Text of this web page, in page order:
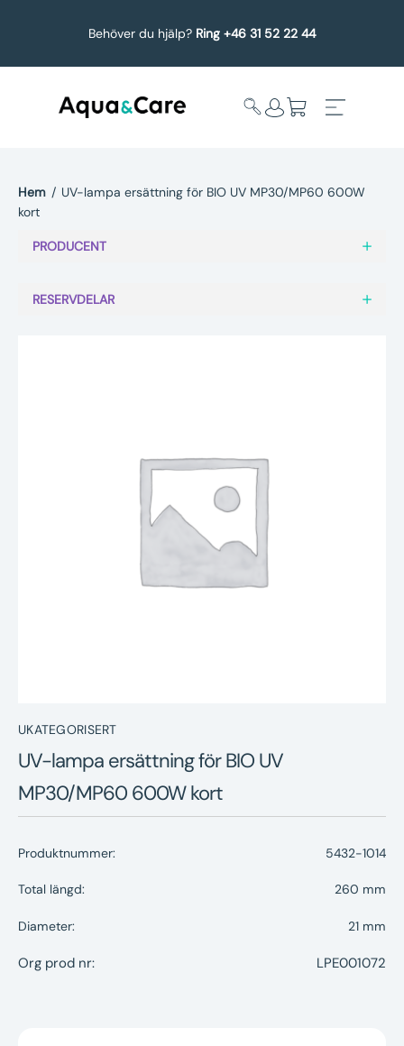
Behöver du hjälp? Ring +46 31 52 22 44
Underhållstips
Kontakt
Hem / UV-lampa ersättning för BIO UV MP30/MP60 600W
kort
PRODUCENT
RESERVDELAR
UKATEGORISERT
UV-lampa ersättning för BIO UV
MP30/MP60 600W kort
Produktnummer: 5432-1014
Total längd: 260 mm
Diameter: 21 mm
Org prod nr: LPE001072